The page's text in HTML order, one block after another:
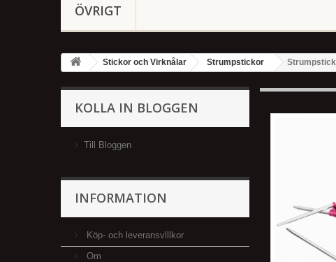
ÖVRIGT
Stickor och Virknålar Strumpstickor
KOLLA IN BLOGGEN
Till Bloggen
INFORMATION
Köp- och leveransvlllkor
Om